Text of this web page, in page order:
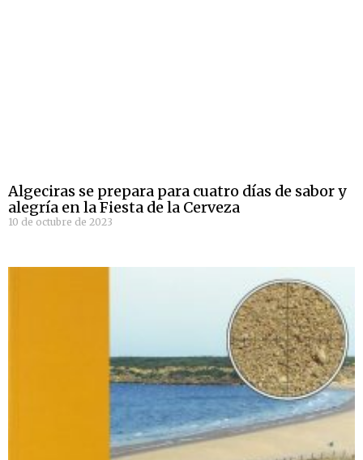
Algeciras se prepara para cuatro días de sabor y
alegría en la Fiesta de la Cerveza
10 de octubre de 2023